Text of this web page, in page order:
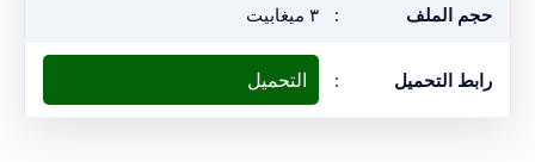
حجم الملف : ٣ ميغابيت
رابط التحميل : التحميل